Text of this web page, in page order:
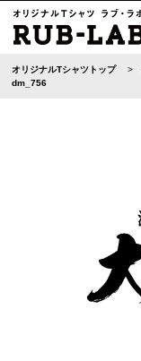
オリジナルTシャツトップ
dm_756